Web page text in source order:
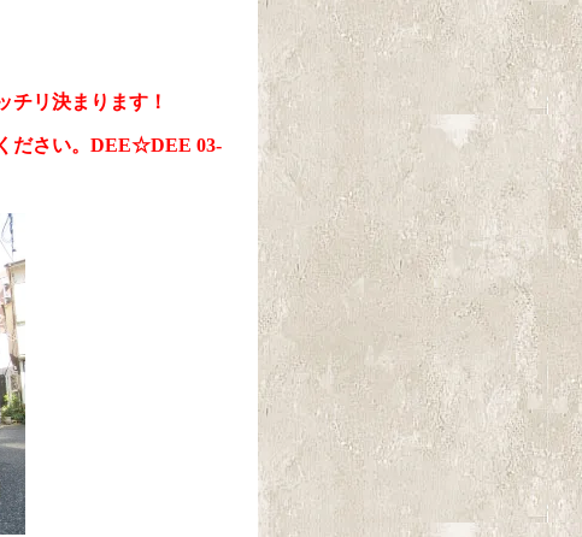
リ決まります！
ださい。DEE☆DEE 03-